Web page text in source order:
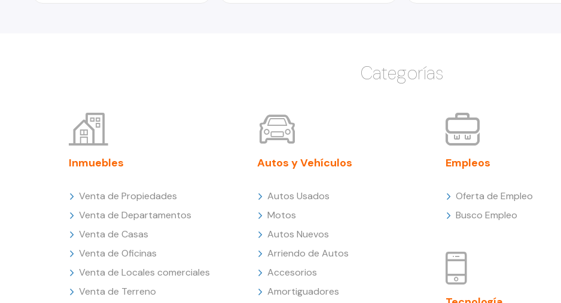
Categorías
Inmuebles
Venta de Propiedades
Venta de Departamentos
Venta de Casas
Venta de Oficinas
Venta de Locales comerciales
Venta de Terreno
Autos y Vehículos
Autos Usados
Motos
Autos Nuevos
Arriendo de Autos
Accesorios
Amortiguadores
Empleos
Oferta de Empleo
Busco Empleo